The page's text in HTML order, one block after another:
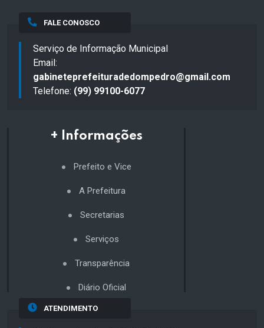
FALE CONOSCO
Serviço de Informação Municipal
Email:
gabineteprefeituradedompedro@gmail.com
Telefone: (99) 99100-6077
+ Informações
Prefeito e Vice
A Prefeitura
Secretarias
Serviços
Transparência
Diário Oficial
ATENDIMENTO